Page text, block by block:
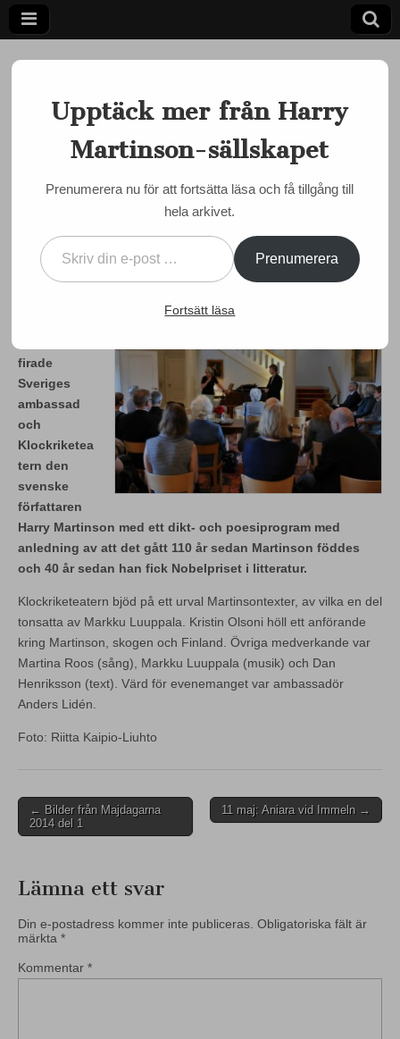
Harry
Martinson-
sällskapet
Ett författarskap som fångar daggdroppen och speglar
kosmos
INTERNATIONELLT
Martinson-firandet på
ambassaden i Helsingfors
admin•7 maj, 2014•0 Comments
firade
Sveriges
ambassad
och
Klockriketea
tern den
svenske
författaren
Harry Martinson med ett dikt- och poesiprogram med
anledning av att det gått 110 år sedan Martinson föddes
och 40 år sedan han fick Nobelpriset i litteratur.
Klockriketeatern bjöd på ett urval Martinsontexter, av vilka en del
tonsatta av Markku Luuppala. Kristin Olsoni höll ett anförande
kring Martinson, skogen och Finland. Övriga medverkande var
Martina Roos (sång), Markku Luuppala (musik) och Dan
Henriksson (text). Värd för evenemanget var ambassadör
Anders Lidén.
Foto: Riitta Kaipio-Liuhto
Post
navigation
← Bilder från Majdagarna
2014 del 1
11 maj: Aniara vid Immeln →
Lämna ett svar
Din e-postadress kommer inte publiceras. Obligatoriska fält är
märkta *
Kommentar *
Upptäck mer från Harry
Martinson-sällskapet
Prenumerera nu för att fortsätta läsa och få tillgång till
hela arkivet.
Prenumerera
Fortsätt läsa